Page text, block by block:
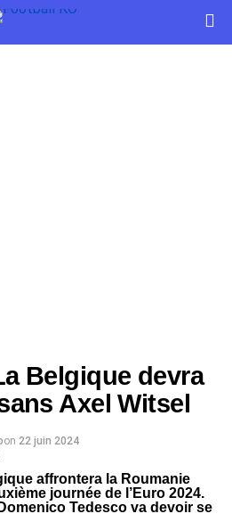
Belgique devra
Axel Witsel
on 22 juin 2024
affrontera la Roumanie
journée de l’Euro 2024.
Tedesco va devoir se